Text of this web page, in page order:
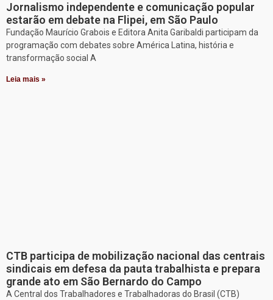
Jornalismo independente e comunicação popular
estarão em debate na Flipei, em São Paulo
Fundação Maurício Grabois e Editora Anita Garibaldi participam da
programação com debates sobre América Latina, história e
transformação social A
Leia mais »
CTB participa de mobilização nacional das centrais
sindicais em defesa da pauta trabalhista e prepara
grande ato em São Bernardo do Campo
A Central dos Trabalhadores e Trabalhadoras do Brasil (CTB)